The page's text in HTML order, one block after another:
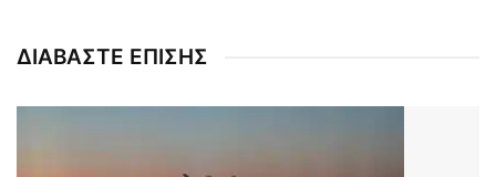
ΔΙΑΒΑΣΤΕ ΕΠΙΣΗΣ